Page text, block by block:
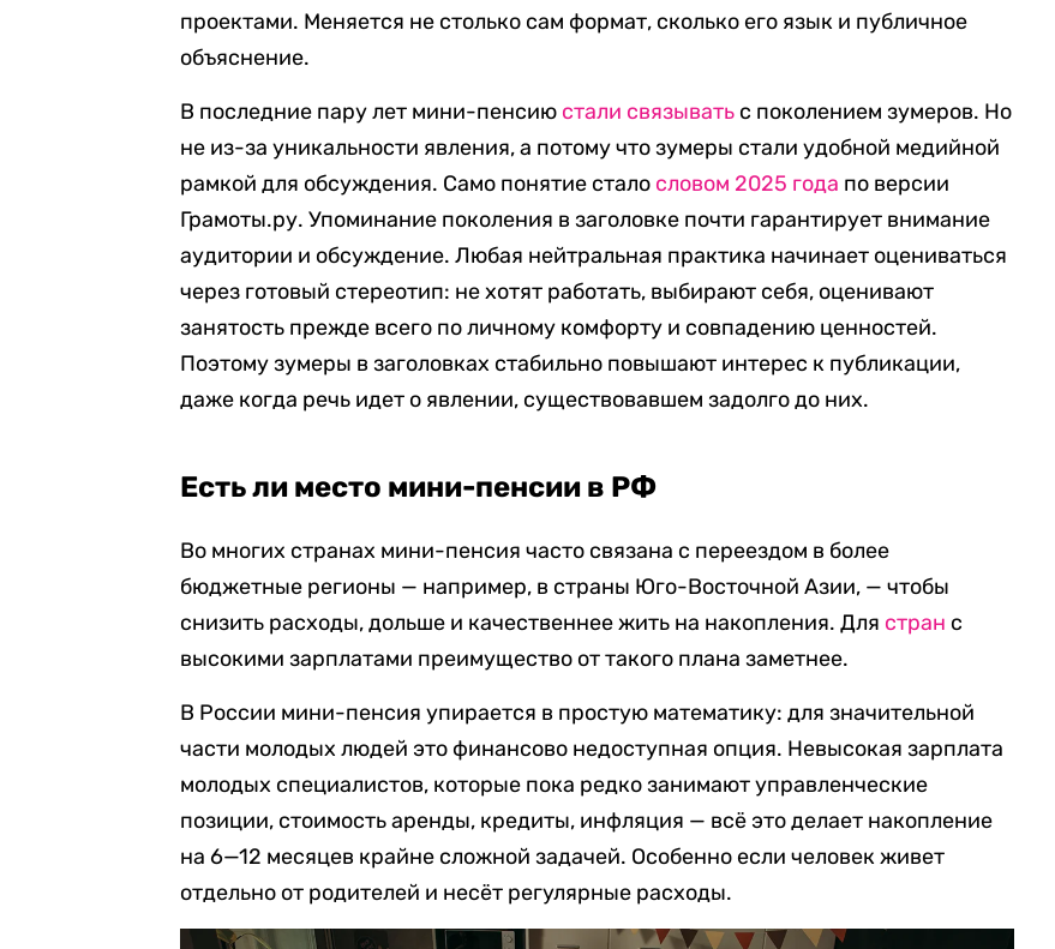
проектами. Меняется не столько сам формат, сколько его язык и публичное
объяснение.
В последние пару лет мини-пенсию стали связывать с поколением зумеров. Но
не из-за уникальности явления, а потому что зумеры стали удобной медийной
рамкой для обсуждения. Само понятие стало словом 2025 года по версии
Грамоты.ру. Упоминание поколения в заголовке почти гарантирует внимание
аудитории и обсуждение. Любая нейтральная практика начинает оцениваться
через готовый стереотип: не хотят работать, выбирают себя, оценивают
занятость прежде всего по личному комфорту и совпадению ценностей.
Поэтому зумеры в заголовках стабильно повышают интерес к публикации,
даже когда речь идет о явлении, существовавшем задолго до них.
Есть ли место мини-пенсии в РФ
Во многих странах мини-пенсия часто связана с переездом в более
бюджетные регионы — например, в страны Юго-Восточной Азии, — чтобы
снизить расходы, дольше и качественнее жить на накопления. Для стран с
высокими зарплатами преимущество от такого плана заметнее.
В России мини-пенсия упирается в простую математику: для значительной
части молодых людей это финансово недоступная опция. Невысокая зарплата
молодых специалистов, которые пока редко занимают управленческие
позиции, стоимость аренды, кредиты, инфляция — всё это делает накопление
на 6—12 месяцев крайне сложной задачей. Особенно если человек живет
отдельно от родителей и несёт регулярные расходы.